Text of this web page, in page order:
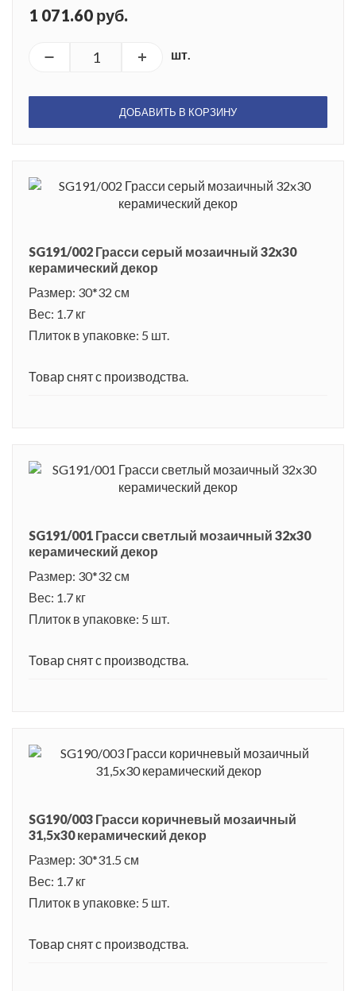
1 071.60 руб.
шт.
ДОБАВИТЬ В КОРЗИНУ
SG191/002 Грасси серый мозаичный 32x30
керамический декор
Размер: 30*32 см
Вес: 1.7 кг
Плиток в упаковке: 5 шт.
Товар снят с производства.
SG191/001 Грасси светлый мозаичный 32x30
керамический декор
Размер: 30*32 см
Вес: 1.7 кг
Плиток в упаковке: 5 шт.
Товар снят с производства.
SG190/003 Грасси коричневый мозаичный
31,5x30 керамический декор
Размер: 30*31.5 см
Вес: 1.7 кг
Плиток в упаковке: 5 шт.
Товар снят с производства.